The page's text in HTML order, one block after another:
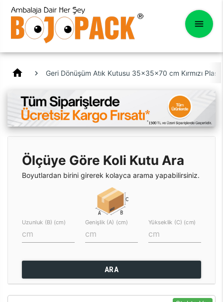
home Geri Dönüşüm Atık Kutusu 35x35x70 cm Kırmızı
Ölçüye Göre Koli Kutu Ara
Boyutlardan birini girerek kolayca arama yapabilirsiniz.
Uzunluk (B) (cm) Genişlik (A) (cm) Yükseklik (C) (cm)
ARA